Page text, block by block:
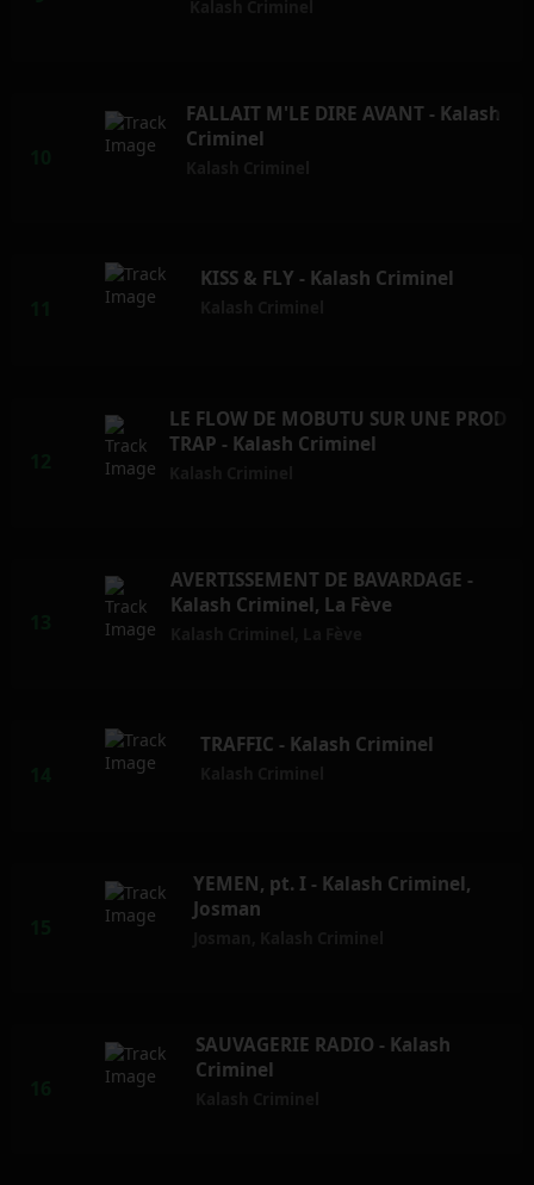
FALLAIT M'LE DIRE AVANT - Kalash
Criminel
KISS & FLY - Kalash Criminel
LE FLOW DE MOBUTU SUR UNE PROD
TRAP - Kalash Criminel
AVERTISSEMENT DE BAVARDAGE -
Kalash Criminel, La Fève
TRAFFIC - Kalash Criminel
YEMEN, pt. I - Kalash Criminel,
Josman
SAUVAGERIE RADIO - Kalash
Criminel